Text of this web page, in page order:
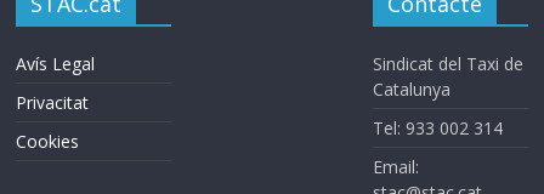
Avís Legal
Privacitat
Cookies
Sindicat del Taxi de
Catalunya
Tel: 933 002 314
Email: